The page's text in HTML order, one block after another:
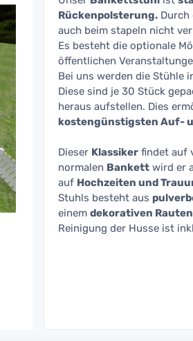
Rückenpolsterung.
auch beim stapeln nicht
Es besteht die optionale
öffentlichen
Bei uns werden die Stühle
Diese sind je 30 Stück
heraus aufstellen. Dies
kostengünstigsten Auf-
Dieser Klassiker findet auf
normalen Bankett wird er
auf Hochzeiten und
Stuhls besteht aus
einem dekorativen
Reinigung der Husse ist